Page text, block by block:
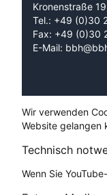
Kronenstraße
Tel.: +49 (0)30
Fax: +49 (0)30
E-Mail:
Wir verwenden
Website gelangen
Technisch
Wenn Sie